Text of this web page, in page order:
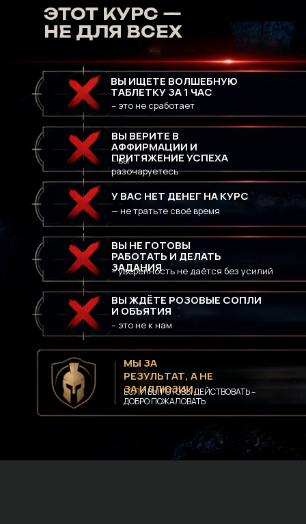
ЭТОТ КУРС —
НЕ ДЛЯ ВСЕХ
ВЫ ИЩЕТЕ ВОЛШЕБНУЮ
ТАБЛЕТКУ ЗА 1 ЧАС
– это не сработает
ВЫ ВЕРИТЕ В
АФФИРМАЦИИ И
ПРИТЯЖЕНИЕ УСПЕХА
– вы
разочаруетесь
ВЫ НЕ ГОТОВЫ
РАБОТАТЬ И ДЕЛАТЬ
ЗАДАНИЯ
– уверенность не даётся без усилий
ВЫ ЖДЁТЕ РОЗОВЫЕ СОПЛИ
И ОБЪЯТИЯ
ЕСЛИ ВЫ ГОТОВЫ ДЕЙСТВОВАТЬ –
ДОБРО ПОЖАЛОВАТЬ
– это не к нам
У ВАС НЕТ ДЕНЕГ НА КУРС
— не тратьте своё время
МЫ ЗА
РЕЗУЛЬТАТ, А НЕ
ЗА ИЛЛЮЗИИ.